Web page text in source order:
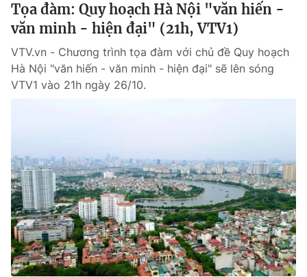
Tọa đàm: Quy hoạch Hà Nội "văn hiến -
văn minh - hiện đại" (21h, VTV1)
VTV.vn - Chương trình tọa đàm với chủ đề Quy hoạch
Hà Nội "văn hiến - văn minh - hiện đại" sẽ lên sóng
VTV1 vào 21h ngày 26/10.